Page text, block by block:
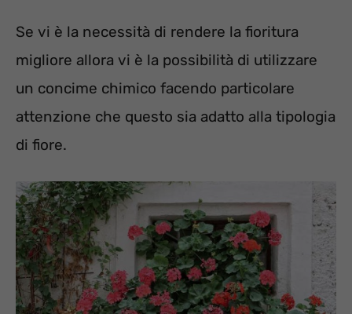
Se vi è la necessità di rendere la fioritura
migliore allora vi è la possibilità di utilizzare
un concime chimico facendo particolare
attenzione che questo sia adatto alla tipologia
di fiore.